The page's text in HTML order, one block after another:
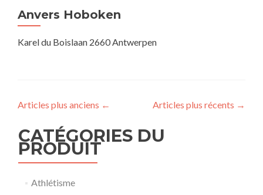
Anvers Hoboken
Karel du Boislaan 2660 Antwerpen
Articles plus anciens ← Articles plus récents →
CATÉGORIES DU
PRODUIT
Athlétisme